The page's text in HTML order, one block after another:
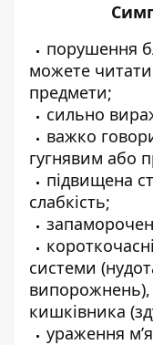
порушення
можете
предмети;
сильно
важко
гугнявим або
підвищена
слабкість;
системи
випорожнень),
кишківника
ураження